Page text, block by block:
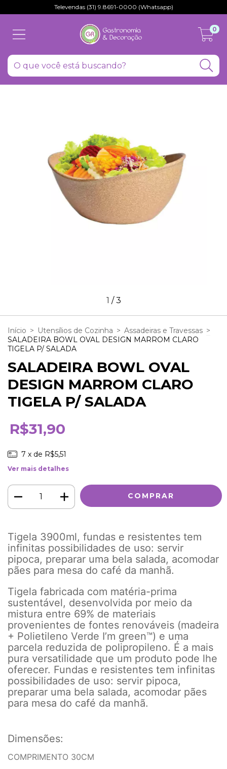
Televendas (31) 9.8691-0000 (Whatsapp)
0
1 /3
Início > Utensílios de Cozinha > Assadeiras e Travessas >
SALADEIRA BOWL OVAL DESIGN MARROM CLARO
TIGELA P/ SALADA
SALADEIRA BOWL OVAL
DESIGN MARROM CLARO
TIGELA P/ SALADA
R$31,90
7 x de R$5,51
Ver mais detalhes
Tigela 3900ml, fundas e resistentes tem
infinitas possibilidades de uso: servir
pipoca, preparar uma bela salada, acomodar
pães para mesa do café da manhã.
Tigela fabricada com matéria-prima
sustentável, desenvolvida por meio da
mistura entre 69% de materiais
provenientes de fontes renováveis (madeira
+ Polietileno Verde I’m green™) e uma
parcela reduzida de polipropileno. É a mais
pura versatilidade que um produto pode lhe
oferecer. Fundas e resistentes tem infinitas
possibilidades de uso: servir pipoca,
preparar uma bela salada, acomodar pães
para mesa do café da manhã.
Dimensões:
COMPRIMENTO 30CM